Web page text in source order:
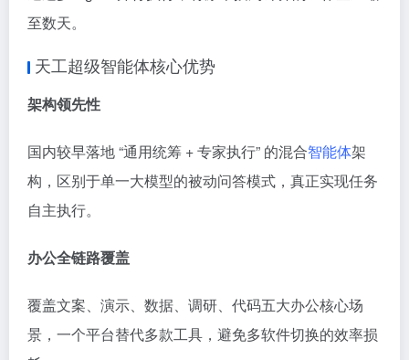
至数天。
天工超级智能体核心优势
架构领先性
国内较早落地 “通用统筹 + 专家执行” 的混合智能体架
构，区别于单一大模型的被动问答模式，真正实现任务
自主执行。
办公全链路覆盖
覆盖文案、演示、数据、调研、代码五大办公核心场
景，一个平台替代多款工具，避免多软件切换的效率损